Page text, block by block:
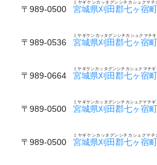
〒989-0500 宮城県刈田郡七ヶ宿
ミヤギケンカッタグンシチカシュクマチ
〒989-0536 宮城県刈田郡七ヶ宿
ミヤギケンカッタグンシチカシュクマチ
〒989-0664 宮城県刈田郡七ヶ宿
ミヤギケンカッタグンシチカシュクマチ
〒989-0500 宮城県刈田郡七ヶ宿
ミヤギケンカッタグンシチカシュクマチ
〒989-0500 宮城県刈田郡七ヶ宿
ミヤギケンカッタグンシチカシュクマチ